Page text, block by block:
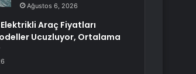
Ağustos 6, 2026
Araç Fiyatları
Ucuzluyor, Ortalama